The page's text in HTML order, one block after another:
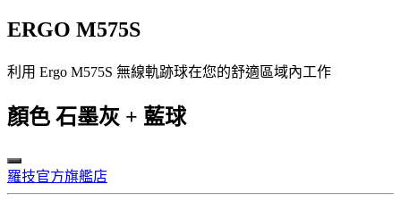
ERGO M575S
利用 Ergo M575S 無線軌跡球在您的舒適區域內工作
顏色 石墨灰 + 藍球
羅技官方旗艦店